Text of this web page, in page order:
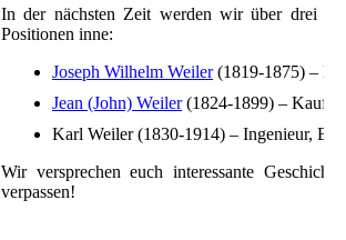
In der nächsten Zeit werden wir über drei
Positionen inne:
Joseph Wilhelm Weiler(1819-1875) –
Jean (John) Weiler(1824-1899) –
Karl Weiler (1830-1914) – Ingenieur,
Wir versprechen euch interessante
verpassen!